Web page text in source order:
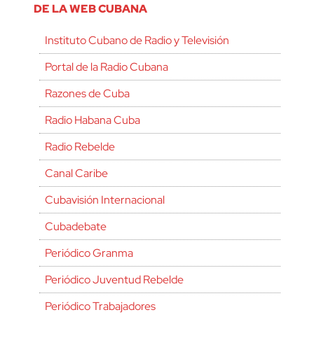
DE LA WEB CUBANA
Instituto Cubano de Radio y Televisión
Portal de la Radio Cubana
Razones de Cuba
Radio Habana Cuba
Radio Rebelde
Canal Caribe
Cubavisión Internacional
Cubadebate
Periódico Granma
Periódico Juventud Rebelde
Periódico Trabajadores